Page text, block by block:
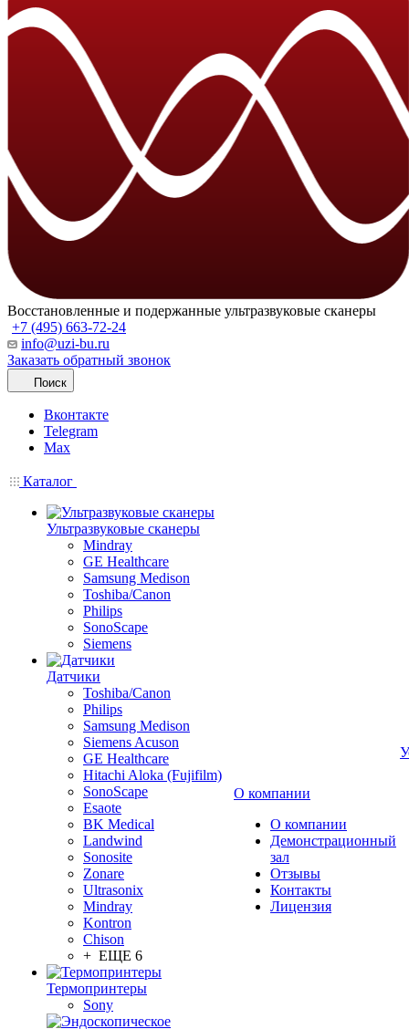
Восстановленные и подержанные ультразвуковые сканеры
+7 (495) 663-72-24
info@uzi-bu.ru
Заказать обратный звонок
Поиск
Вконтакте
Telegram
Max
Каталог
Ультразвуковые сканеры
Mindray
GE Healthcare
Samsung Medison
Toshiba/Canon
Philips
SonoScape
Siemens
Датчики
Toshiba/Canon
Philips
Samsung Medison
Siemens Acuson
GE Healthcare
Hitachi Aloka (Fujifilm)
SonoScape
Esaote
BK Medical
Landwind
Sonosite
Zonare
Ultrasonix
Mindray
Kontron
Chison
+ ЕЩЕ 6
Термопринтеры
Sony
О компании
О компании
Демонстрационный
зал
Отзывы
Контакты
Лицензия